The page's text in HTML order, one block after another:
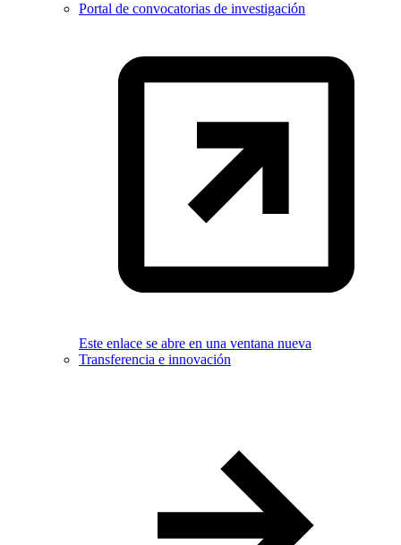
Portal de convocatorias de investigación
Este enlace se abre en una ventana nueva
Transferencia e innovación